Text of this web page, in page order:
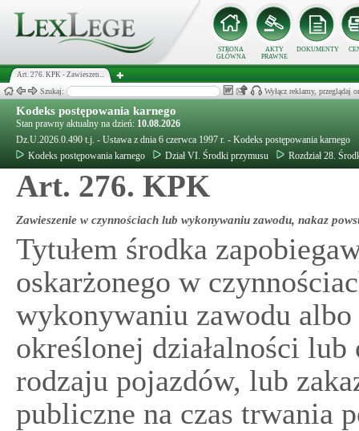
STRONA
GŁÓWNA
AKTY
PRAWNE
DOKUMENTY
Art. 276. KPK - Zawieszen...
Szukaj: Wyłącz reklamy, przeglądaj
Kodeks postępowania karnego
Stan prawny aktualny na dzień: 10.08.2026
Dz.U.2026.0.490 t.j. - Ustawa z dnia 6 czerwca 1997 r. - Kodeks postępowania karnego
Kodeks postępowania karnego
Dział VI. Środki przymusu Rozdział 28.
Art. 276. KPK
Zawieszenie w czynnościach lub wykonywaniu zawodu, nakaz
Tytułem środka
oskarżonego w
wykonywaniu zawodu
określonej działalności
rodzaju pojazdów, lub
publiczne na czas trwania